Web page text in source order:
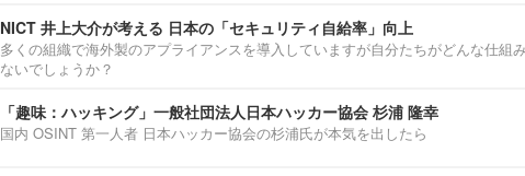
NICT 井上大介が考える 日本の「セキュリティ自給率」向上
多くの組織で海外製のアプライアンスを導入していますが自分たちがどんな仕組
ないでしょうか？
「趣味：ハッキング」一般社団法人日本ハッカー協会 杉浦 隆幸
国内 OSINT 第一人者 日本ハッカー協会の杉浦氏が本気を出したら